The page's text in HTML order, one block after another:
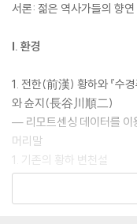
서론: 젊은 역사가들의 향
Ⅰ. 환경
1. 전한(前漢) 황하와 『수
와 슌지(長谷川順二)
― 리모트센싱 데이터를
머리말
1. 기존의 황하 변천설
2. RS 데이터와 현지조사의
3. 지형·지질 면에서 살펴본